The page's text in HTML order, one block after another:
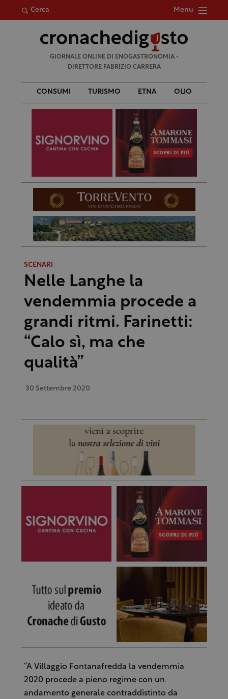
Cerca Menu
per:
GIORNALE ONLINE DI ENOGASTRONOMIA •
DIRETTORE FABRIZIO CARRERA
CONSUMI TURISMO ETNA OLIO
SCENARI
Nelle Langhe la
vendemmia procede a
grandi ritmi. Farinetti:
“Calo sì, ma che
qualità”
30 Settembre 2020
“A Villaggio Fontanafredda la vendemmia
2020 procede a pieno regime con un
andamento generale contraddistinto da